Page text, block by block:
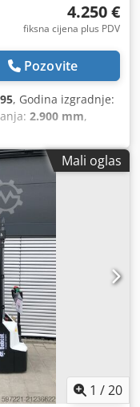
4.250 €
fiksna cijena plus PDV
Pozovite
, Godina izgradnje:
2.900 mm,
1.970 mm, napon
, ukupna masa:665
Mali oglas
1 /20